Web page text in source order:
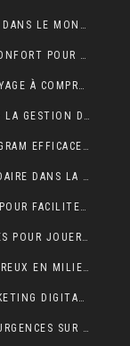
IMPORTANCE DE L’ENTRETIEN DES CAMIONS DANS LE MONDE DU TRANSPORT ROUTIER
PONCHO FEMME : LA TENDANCE MODE ET CONFORT POUR L’HIVER
NATURE ET DÉCOUVERTES : LES SACS DE VOYAGE À COMPRESSION POUR OPTIMISER CHAQUE AVENTURE
COMMENT UNE DSI EXTERNALISÉE OPTIMISE LA GESTION DE VOTRE SYSTÈME D’INFORMATION ?
CRÉEZ DES PUBLICITÉS FACEBOOK ET INSTAGRAM EFFICACES POUR VOTRE BUSINESS
POURQUOI ACHETER UNE RÉSIDENCE SECONDAIRE DANS LA STATION BALNÉAIRE DE PORTICCIO EN CORSE DU SUD, DANS LE GOLFE D’AJACCIO ?
ENTREPRISE SPÉCIALISÉE : VOTRE SECOURS POUR FACILITER VOTRE DÉMÉNAGEMENT
LE CONFORT AVANT TOUT : DES ACCESSOIRES POUR JOUER PENDANT DES HEURES
LES DÉFIS DE L’ÉLAGAGE DES ARBRES DANGEREUX EN MILIEU RÉSIDENTIEL
LES OUTILS INDISPENSABLES POUR UN MARKETING DIGITAL RÉUSSI
L’ÉLAGUEUR GRIMPEUR ET LA GESTION DES URGENCES SUR LES ARBRES DANGEREUX